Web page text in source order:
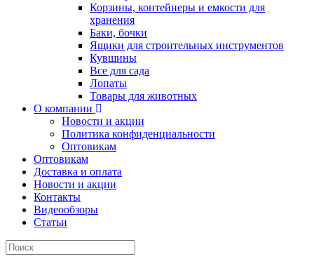
Корзины, контейнеры и емкости для
хранения
Баки, бочки
Ящики для строительных инструментов
Кувшины
Все для сада
Лопаты
Товары для животных
О компании
Новости и акции
Политика конфиденциальности
Оптовикам
Оптовикам
Доставка и оплата
Новости и акции
Контакты
Видеообзоры
Статьи